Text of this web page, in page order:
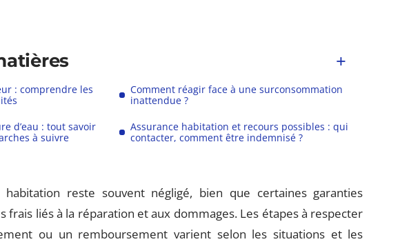
: comprendre les
Comment réagir face à une surconsommation
inattendue ?
d’eau : tout savoir
à suivre
Assurance habitation et recours possibles : qui
contacter, comment être indemnisé ?
habitation reste souvent négligé, bien que certaines garanties
frais liés à la réparation et aux dommages. Les étapes à respecter
ou un remboursement varient selon les situations et les